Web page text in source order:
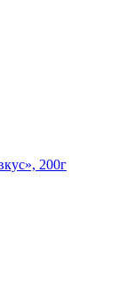
200г